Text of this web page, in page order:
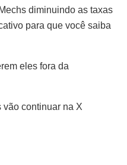
diminuindo as taxas
para que você saiba
eles fora da
vão continuar na X